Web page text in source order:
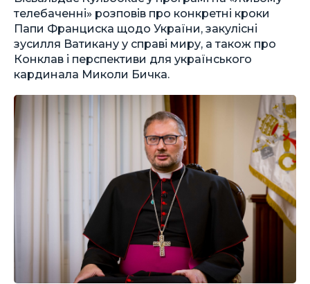
телебаченні» розповів про конкретні кроки
Папи Франциска щодо України, закулісні
зусилля Ватикану у справі миру, а також про
Конклав і перспективи для українського
кардинала Миколи Бичка.